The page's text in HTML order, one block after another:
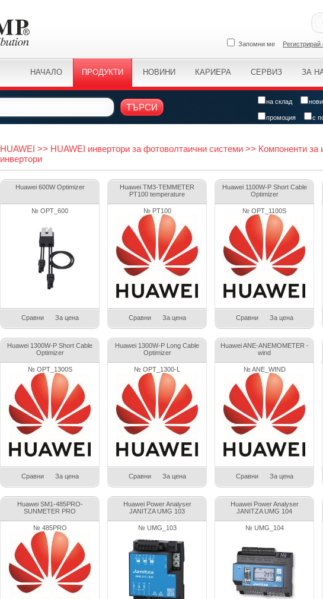
Запомни ме Регистрирай
НАЧАЛО ПРОДУКТИ НОВИНИ КАРИЕРА СЕРВИЗ ЗА
ТЪРСИ
на склад
промоция с
HUAWEI >> HUAWEI инвертори за фотоволтаични системи >> Компоненти за
инвертори
Huawei 600W Optimizer
№ OPT_600
Сравни За цена
Huawei TM3-TEMMETER
PT100 temperature
№ PT100
Сравни За цена
Huawei 1100W-P Short Cable
Optimizer
№ OPT_1100S
Сравни За цена
Huawei 1300W-P Short Cable
Optimizer
№ OPT_1300S
Сравни За цена
Huawei 1300W-P Long Cable
Optimizer
№ OPT_1300-L
Сравни За цена
Huawei ANE-ANEMOMETER -
wind
№ ANE_WIND
Сравни За цена
Huawei SM1-485PRO-
SUNMETER PRO
№ 485PRO
Huawei Power Analyser
JANITZA UMG 103
№ UMG_103
Huawei Power Analyser
JANITZA UMG 104
№ UMG_104